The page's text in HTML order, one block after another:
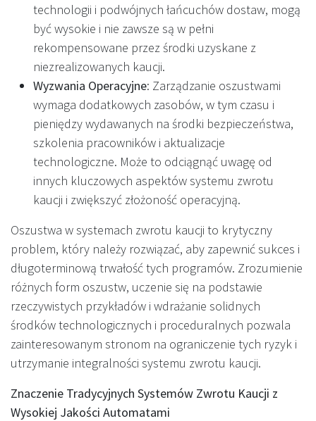
technologii i podwójnych łańcuchów dostaw, mogą
być wysokie i nie zawsze są w pełni
rekompensowane przez środki uzyskane z
niezrealizowanych kaucji.
Wyzwania Operacyjne: Zarządzanie oszustwami
wymaga dodatkowych zasobów, w tym czasu i
pieniędzy wydawanych na środki bezpieczeństwa,
szkolenia pracowników i aktualizacje
technologiczne. Może to odciągnąć uwagę od
innych kluczowych aspektów systemu zwrotu
kaucji i zwiększyć złożoność operacyjną.
Oszustwa w systemach zwrotu kaucji to krytyczny
problem, który należy rozwiązać, aby zapewnić sukces i
długoterminową trwałość tych programów. Zrozumienie
różnych form oszustw, uczenie się na podstawie
rzeczywistych przykładów i wdrażanie solidnych
środków technologicznych i proceduralnych pozwala
zainteresowanym stronom na ograniczenie tych ryzyk i
utrzymanie integralności systemu zwrotu kaucji.
Znaczenie Tradycyjnych Systemów Zwrotu Kaucji z
Wysokiej Jakości Automatami